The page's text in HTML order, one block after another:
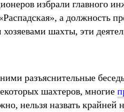
избрали главного
а должность
шахты, эти
разъяснительные
шахтеров, многие
нельзя назвать крайней